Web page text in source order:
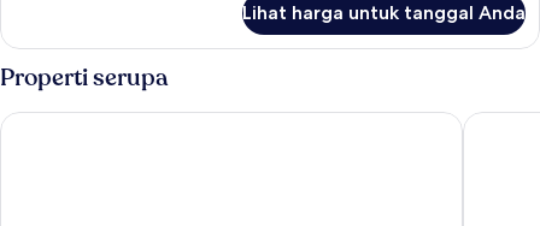
Bed
Lounge
Access)
Grand
Suite,
1
King
Bed
Lihat harga untuk tanggal Anda
Properti serupa
arte Hotel Salzburg